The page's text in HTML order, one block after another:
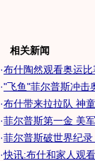
相关新闻
·布什陶然观看奥运
·"飞鱼"菲尔普斯冲击
·布什带来拉拉队 神
·菲尔普斯第一金 美
·菲尔普斯破世界纪录
·快讯:布什和家人观